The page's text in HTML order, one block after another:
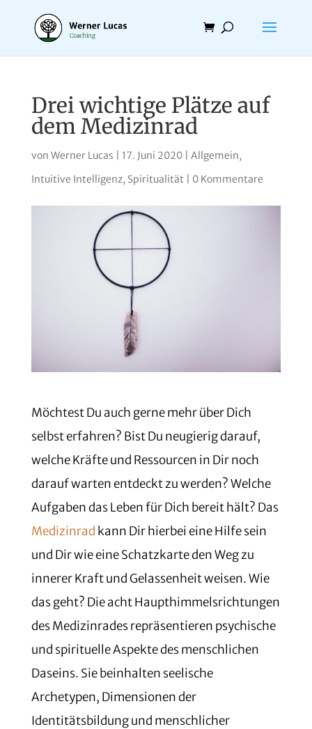
Drei wichtige Plätze auf
dem Medizinrad
von Werner Lucas 17. Juni 2020| Allgemein,
Intuitive Intelligenz, Spiritualität| 0 Kommentare
Möchtest Du auch gerne mehr über Dich
selbst erfahren? Bist Du neugierig darauf,
welche Kräfte und Ressourcen in Dir noch
darauf warten entdeckt zu werden? Welche
Aufgaben das Leben für Dich bereit hält? Das
Medizinrad kann Dir hierbei eine Hilfe sein
und Dir wie eine Schatzkarte den Weg zu
innerer Kraft und Gelassenheit weisen. Wie
das geht? Die acht Haupthimmelsrichtungen
des Medizinrades repräsentieren psychische
und spirituelle Aspekte des menschlichen
Daseins. Sie beinhalten seelische
Archetypen, Dimensionen der
Identitätsbildung und menschlicher